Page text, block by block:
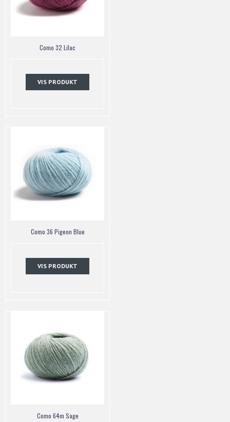
Como 32 Lilac
VIS PRODUKT
Como 36 Pigeon Blue
VIS PRODUKT
Como 64m Sage